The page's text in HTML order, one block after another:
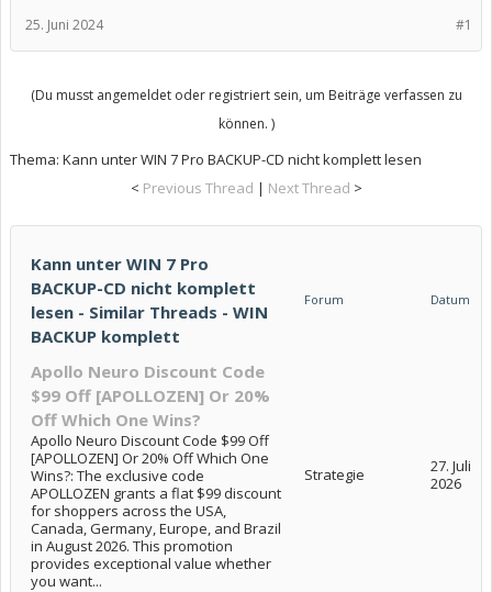
#1
25. Juni 2024
(Du musst angemeldet oder registriert sein, um Beiträge verfassen zu
können. )
Thema: Kann unter WIN 7 Pro BACKUP-CD nicht komplett lesen
< Previous Thread | Next Thread >
Kann unter WIN 7 Pro
BACKUP-CD nicht komplett
lesen - Similar Threads - WIN
BACKUP komplett
Forum Datum
Apollo Neuro Discount Code
$99 Off [APOLLOZEN] Or 20%
Off Which One Wins?
Apollo Neuro Discount Code $99 Off
[APOLLOZEN] Or 20% Off Which One
Wins?: The exclusive code
APOLLOZEN grants a flat $99 discount
for shoppers across the USA,
Canada, Germany, Europe, and Brazil
in August 2026. This promotion
provides exceptional value whether
you want...
Strategie
27. Juli
2026